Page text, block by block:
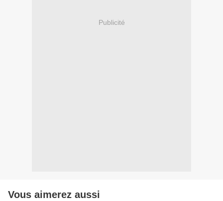
Publicité
Vous aimerez aussi